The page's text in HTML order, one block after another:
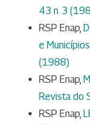
43 n. 3
RSP Enap,
e Municípios
(1988)
RSP Enap,
Revista do
RSP Enap,